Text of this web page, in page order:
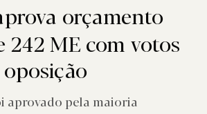
orçamento
242 ME com votos
aprovado pela maioria